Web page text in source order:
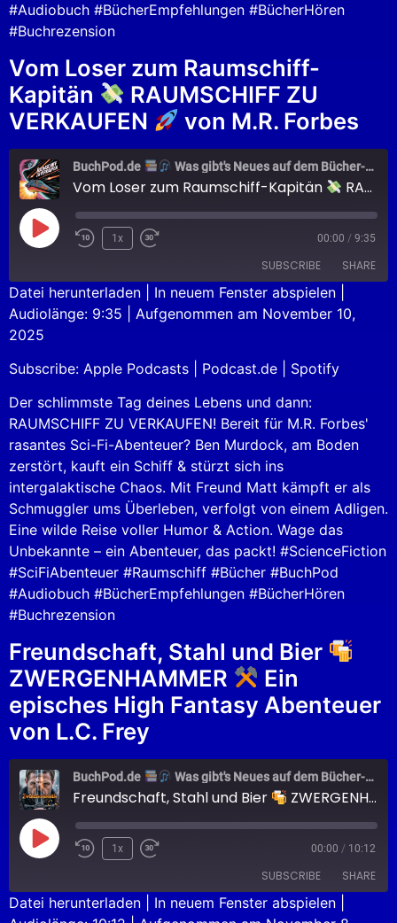
#Audiobuch #BücherEmpfehlungen #BücherHören
#Buchrezension
Vom Loser zum Raumschiff-
Kapitän
RAUMSCHIFF ZU
VERKAUFEN
von M.R. Forbes
BuchPod.de Was gibt's Neues auf dem Bücher-Markt?
Vom Loser zum Raumschiff-Kapitän RAUMSCHIFF ZU VERKAUFEN
1x 00:00 / 9:35
SUBSCRIBE SHARE
Apple Podcasts Podcast.de
RSS FEED
SHARE
EMBED
Datei herunterladen In neuem Fenster abspielen
Audiolänge: 9:35
Aufgenommen am November 10,
2025
Subscribe: Apple Podcasts Podcast.de
Spotify
Der schlimmste Tag deines Lebens und dann:
RAUMSCHIFF ZU VERKAUFEN! Bereit für M.R. Forbes'
rasantes Sci-Fi-Abenteuer? Ben Murdock, am Boden
zerstört, kauft ein Schiff & stürzt sich ins
intergalaktische Chaos. Mit Freund Matt kämpft er als
Schmuggler ums Überleben, verfolgt von einem Adligen.
Eine wilde Reise voller Humor & Action. Wage das
Unbekannte – ein Abenteuer, das packt! #ScienceFiction
#SciFiAbenteuer #Raumschiff #Bücher #BuchPod
#Audiobuch #BücherEmpfehlungen #BücherHören
#Buchrezension
Freundschaft, Stahl und Bier
ZWERGENHAMMER
Ein
episches High Fantasy Abenteuer
von L.C. Frey
BuchPod.de Was gibt's Neues auf dem Bücher-Markt?
Freundschaft, Stahl und Bier ZWERGENHAMMER
1x 00:00 / 10:12
SUBSCRIBE SHARE
Datei herunterladen In neuem Fenster abspielen